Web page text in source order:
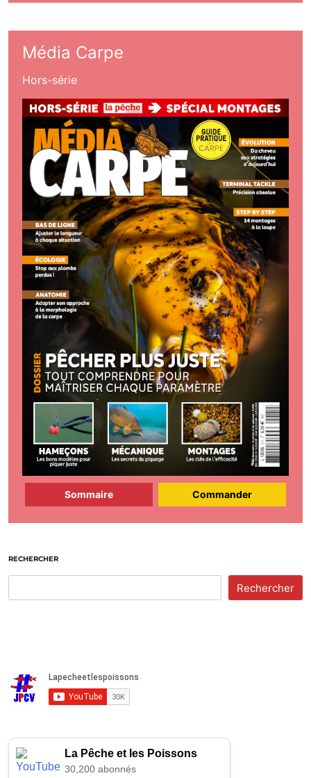
Média Carpe
Hors-série
Sommaire Commander
RECHERCHER
Rechercher
La Pêche et les Poissons
30,200 abonnés